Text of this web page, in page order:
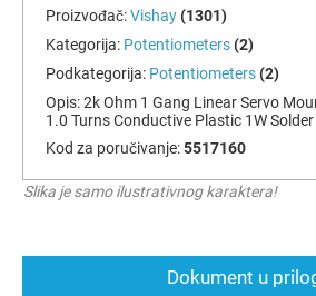
Proizvođač:Vishay (1301)
Kategorija: Potentiometers (2)
Podkategorija: Potentiometers (2)
Opis:2k Ohm 1 Gang Linear Servo
1.0 Turns Conductive Plastic 1W
Kod za poručivanje:5517160
Slika je samo ilustrativnog karaktera!
Dokument u